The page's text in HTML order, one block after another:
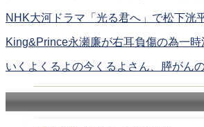
NHK大河ドラマ「光る君へ」で松下洸
King&Prince永瀬廉が右耳負傷の為一
いくよくるよの今くるよさん、膵がん